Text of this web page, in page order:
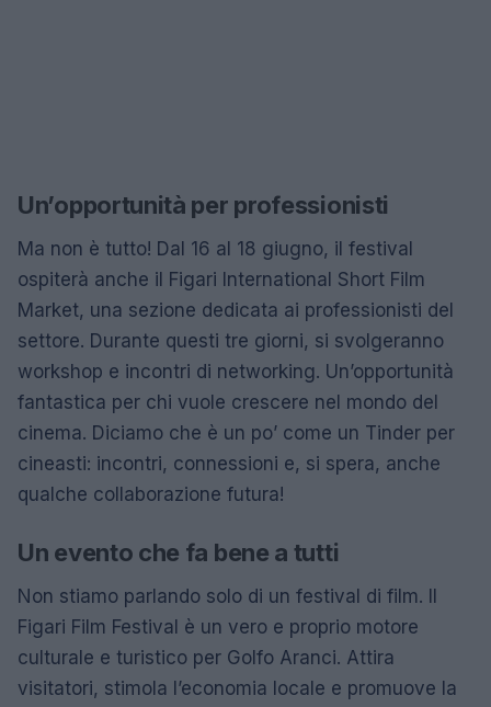
Un’opportunità per professionisti
Ma non è tutto! Dal 16 al 18 giugno, il festival
ospiterà anche il Figari International Short Film
Market, una sezione dedicata ai professionisti del
settore. Durante questi tre giorni, si svolgeranno
workshop e incontri di networking. Un’opportunità
fantastica per chi vuole crescere nel mondo del
cinema. Diciamo che è un po’ come un Tinder per
cineasti: incontri, connessioni e, si spera, anche
qualche collaborazione futura!
Un evento che fa bene a tutti
Non stiamo parlando solo di un festival di film. Il
Figari Film Festival è un vero e proprio motore
culturale e turistico per Golfo Aranci. Attira
visitatori, stimola l’economia locale e promuove la